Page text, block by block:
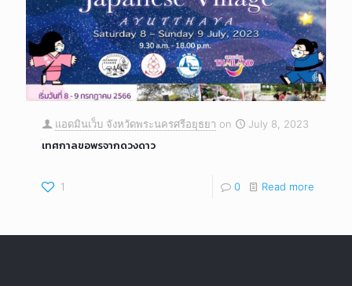
แอดมินเว็บ จังหวัดพระนครศรีอยุธยา on July 8, 2023
เทศกาลขอพรจากดวงดาว
1 0 Read more